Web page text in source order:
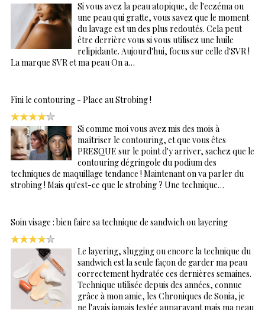
Si vous avez la peau atopique, de l'eczéma ou
une peau qui gratte, vous savez que le moment
du lavage est un des plus redoutés. Cela peut
être derrière vous si vous utilisez une huile
relipidante. Aujourd'hui, focus sur celle d'SVR !
La marque SVR et ma peau On a…
Fini le contouring - Place au Strobing !
Si comme moi vous avez mis des mois à
maîtriser le contouring, et que vous êtes
PRESQUE sur le point d'y arriver, sachez que le
contouring dégringole du podium des
techniques de maquillage tendance ! Maintenant on va parler du
strobing ! Mais qu'est-ce que le strobing ? Une technique…
Soin visage : bien faire sa technique de sandwich ou layering
Le layering, slugging ou encore la technique du
sandwich est la seule façon de garder ma peau
correctement hydratée ces dernières semaines.
Technique utilisée depuis des années, connue
grâce à mon amie, les Chroniques de Sonia, je
ne l'avais jamais testée auparavant mais ma peau